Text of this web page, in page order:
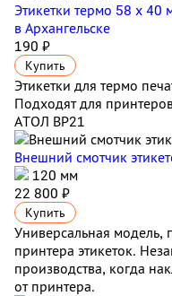
Этикетки термо 58 х 40
в Архангельске
190 ₽
Купить
Этикетки для термо
Подходят для
АТОЛ BP21
Внешний смотчик
120 мм
22 800 ₽
Купить
Универсальная модель,
принтера этикеток.
производства, когда
от принтера.